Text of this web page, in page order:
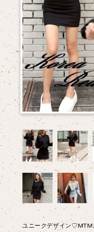
ユニークデザイン